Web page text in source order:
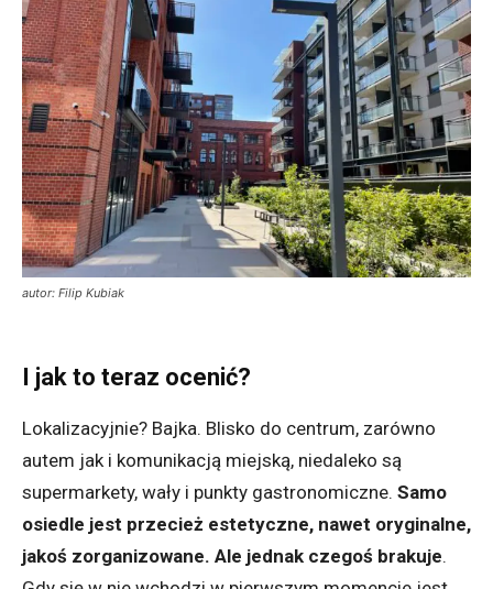
autor: Filip Kubiak
I jak to teraz ocenić?
Lokalizacyjnie? Bajka. Blisko do centrum, zarówno
autem jak i komunikacją miejską, niedaleko są
supermarkety, wały i punkty gastronomiczne. Samo
osiedle jest przecież estetyczne, nawet oryginalne,
jakoś zorganizowane. Ale jednak czegoś brakuje.